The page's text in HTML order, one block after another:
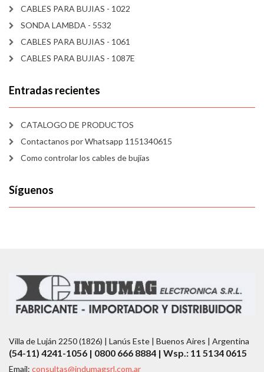
CABLES PARA BUJIAS - 1022
SONDA LAMBDA - 5532
CABLES PARA BUJIAS - 1061
CABLES PARA BUJIAS - 1087E
Entradas recientes
CATALOGO DE PRODUCTOS
Contactanos por Whatsapp 1151340615
Como controlar los cables de bujías
Síguenos
Villa de Luján 2250 (1826) | Lanús Este | Buenos Aires | Argentina
(54-11) 4241-1056 | 0800 666 8884 | Wsp.: 11 5134 0615
Email: consultas@indumagsrl.com.ar